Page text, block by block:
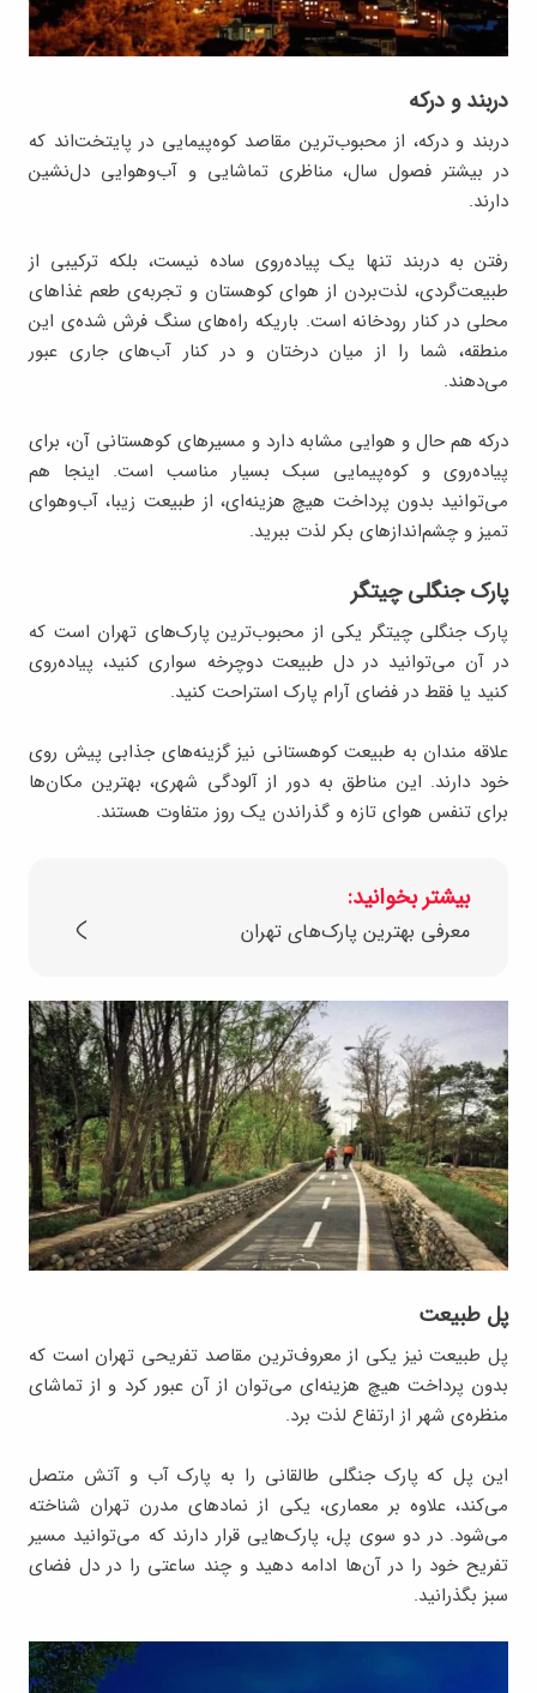
دربند و درکه
دربند و درکه، از محبوب‌ترین مقاصد کوه‌پیمایی در پایتخت‌اند که
در بیشتر فصول سال، مناظری تماشایی و آب‌وهوایی دل‌نشین
دارند.
رفتن به دربند تنها یک پیاده‌روی ساده نیست، بلکه ترکیبی از
طبیعت‌گردی، لذت‌بردن از هوای کوهستان و تجربه‌ی طعم غذاهای
محلی در کنار رودخانه است. باریکه ‌راه‌های سنگ ‌فرش‌ شده‌ی این
منطقه، شما را از میان درختان و در کنار آب‌های جاری عبور
می‌دهند.
درکه هم حال ‌و هوایی مشابه دارد و مسیرهای کوهستانی آن، برای
پیاده‌روی و کوه‌پیمایی سبک بسیار مناسب است. اینجا هم
می‌توانید بدون پرداخت هیچ هزینه‌ای، از طبیعت زیبا، آب‌وهوای
تمیز و چشم‌اندازهای بکر لذت ببرید.
پارک جنگلی چیتگر
پارک جنگلی چیتگر یکی از محبوب‌ترین پارک‌های تهران است که
در آن می‌توانید در دل طبیعت دوچرخه‌ سواری کنید، پیاده‌روی
کنید یا فقط در فضای آرام پارک استراحت کنید.
علاقه ‌مندان به طبیعت کوهستانی نیز گزینه‌های جذابی پیش روی
خود دارند. این مناطق به دور از آلودگی شهری، بهترین مکان‌ها
برای تنفس هوای تازه و گذراندن یک روز متفاوت هستند.
بیشتر بخوانید:
معرفی بهترین پارک‌های تهران
پل طبیعت
پل طبیعت نیز یکی از معروف‌ترین مقاصد تفریحی تهران است که
بدون پرداخت هیچ هزینه‌ای می‌توان از آن عبور کرد و از تماشای
منظره‌ی شهر از ارتفاع لذت برد.
این پل که پارک جنگلی طالقانی را به پارک آب و آتش متصل
می‌کند، علاوه بر معماری، یکی از نمادهای مدرن تهران شناخته
می‌شود. در دو سوی پل، پارک‌هایی قرار دارند که می‌توانید مسیر
تفریح خود را در آن‌ها ادامه دهید و چند ساعتی را در دل فضای
سبز بگذرانید.